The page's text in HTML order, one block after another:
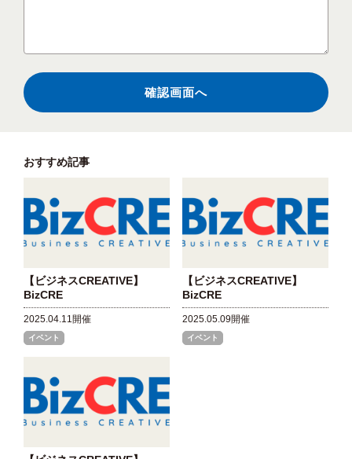
おすすめ記事
【ビジネスCREATIVE】
BizCRE
2025.04.11開催
イベント
【ビジネスCREATIVE】
BizCRE
2025.05.09開催
イベント